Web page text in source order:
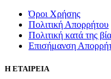
Όροι Χρήσης
Πολιτική Απορρήτου
Πολιτική κατά της
Επισήμανση
Η ΕΤΑΙΡΕΙΑ